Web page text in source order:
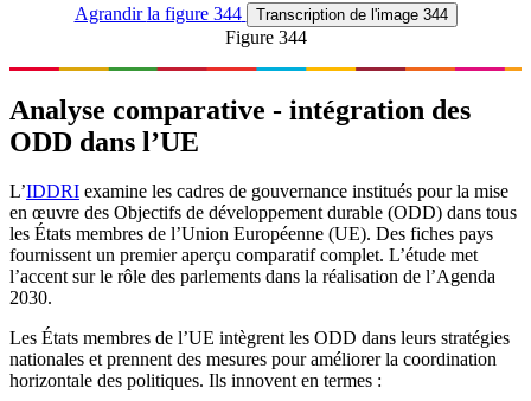
Agrandirla figure 344 Transcription de l'image 344
Figure 344
Analyse comparative - intégration des
ODD dans l’UE
L’IDDRI examine les cadres de gouvernance institués pour la mise
en œuvre des Objectifs de développement durable (ODD) dans tous
les États membres de l’Union Européenne (UE). Des fiches pays
fournissent un premier aperçu comparatif complet. L’étude met
l’accent sur le rôle des parlements dans la réalisation de l’Agenda
2030.
Les États membres de l’UE intègrent les ODD dans leurs stratégies
nationales et prennent des mesures pour améliorer la coordination
horizontale des politiques. Ils innovent en termes :